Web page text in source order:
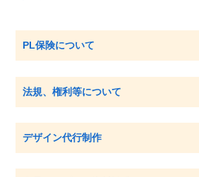
PL保険について
法規、権利等について
デザイン代行制作